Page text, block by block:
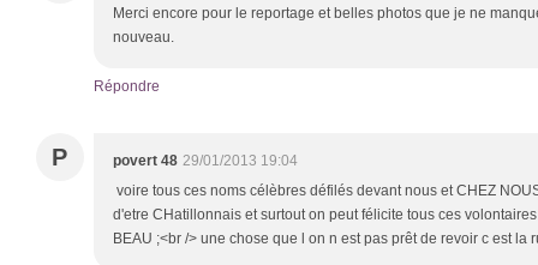
Merci encore pour le reportage et belles photos que je ne
nouveau.
Répondre
P povert 48 29/01/2013 19:04
voire tous ces noms célèbres défilés devant nous et CHEZ
d'etre CHatillonnais et surtout on peut félicite tous ces
BEAU ;<br /> une chose que l on n est pas prêt de revoir c est la